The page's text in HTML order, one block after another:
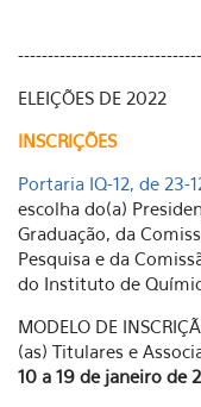
ELEIÇÕES DE 2022
INSCRIÇÕES
Portaria IQ-12, de 23-
escolha do(a)
Graduação, da
Pesquisa e da
do Instituto de
MODELO DE
(as) Titulares e
10 a 19 de janeiro de